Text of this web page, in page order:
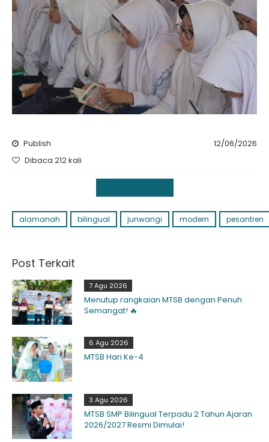
Publish
12/06/2026
Dibaca 212 kali
alamanah bilingual junwangi modern pesantren
Post Terkait
7 Agu 2026
Menutup rangkaian MTSB dengan Penuh
Semangat! 🔥
6 Agu 2026
MTSB Hari Ke-4
3 Agu 2026
MTSB SMP Bilingual Terpadu 2 Tahun Ajaran
2026/2027 Resmi Dimulai!